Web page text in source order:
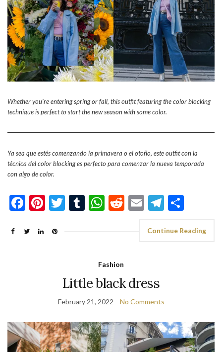
Whether you’re entering spring or fall, this outfit featuring the color blocking
technique is perfect to start the new season with some color.
Ya sea que estés comenzando la primavera o el otoño, este outfit con la
técnica del color blocking es perfecto para comenzar la nueva temporada
con algo de color.
Facebook
Pinterest
Twitter
Tumblr
WhatsApp
Reddit
Email
Continue Reading
Fashion
Little black dress
February 21, 2022 No Comments